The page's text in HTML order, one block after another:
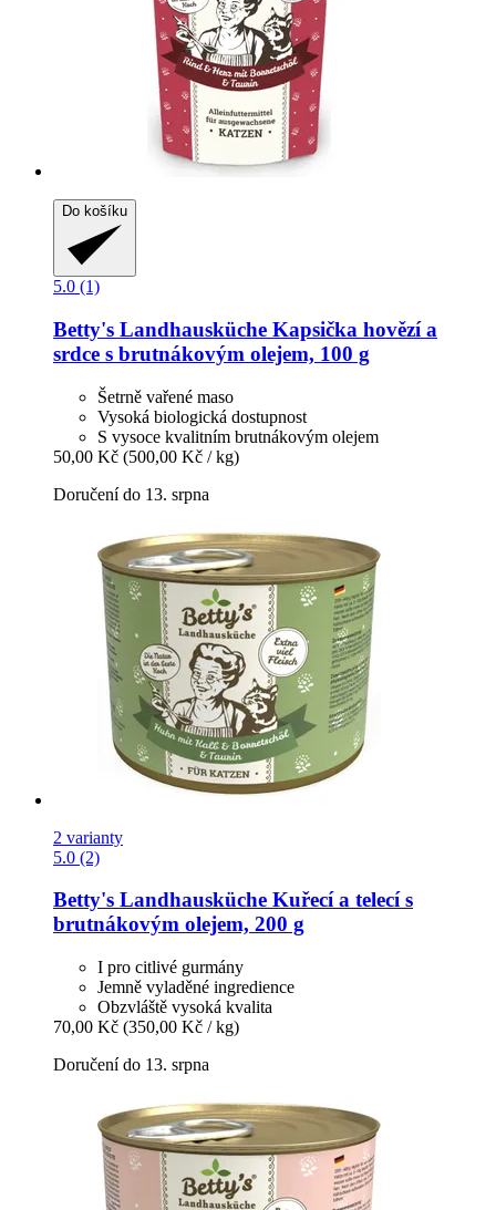
Do košíku
5.0 (1)
Betty's Landhausküche Kapsička hovězí a
srdce s brutnákovým olejem, 100 g
Šetrně vařené maso
Vysoká biologická dostupnost
S vysoce kvalitním brutnákovým olejem
50,00 Kč (500,00 Kč / kg)
Doručení do 13. srpna
2 varianty
5.0 (2)
Betty's Landhausküche Kuřecí a telecí s
brutnákovým olejem, 200 g
I pro citlivé gurmány
Jemně vyladěné ingredience
Obzvláště vysoká kvalita
70,00 Kč (350,00 Kč / kg)
Doručení do 13. srpna